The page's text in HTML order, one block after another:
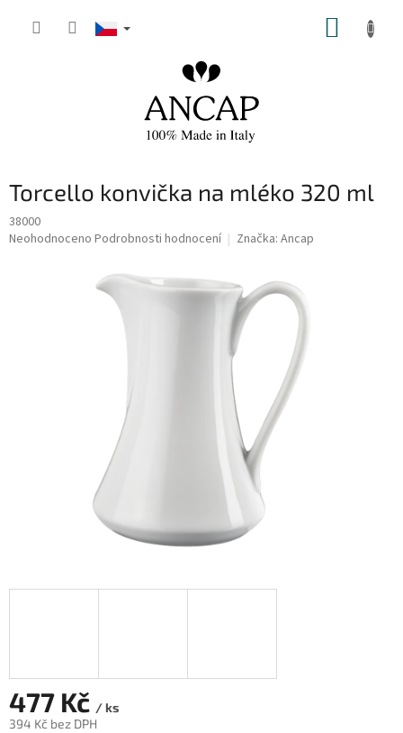
Torcello konvička na mléko 320 ml
38000
Průměrné
Neohodnoceno Podrobnosti hodnocení Značka: Ancap
477 Kč / ks
394 Kč bez DPH